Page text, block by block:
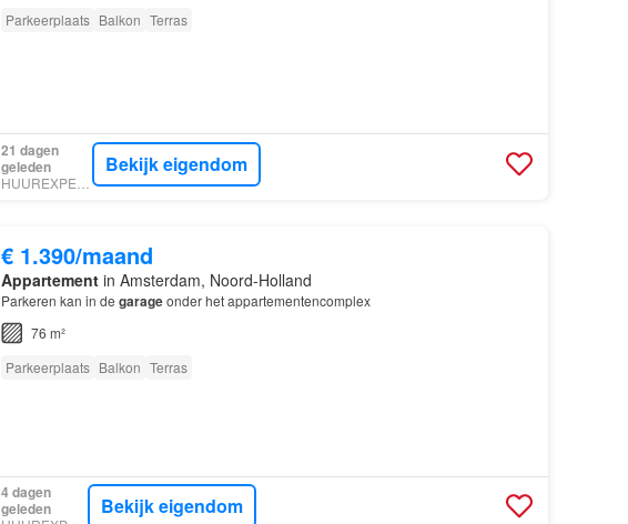
Parkeerplaats Balkon Terras
21 dagen
geleden
Bekijk eigendom
€ 1.390/maand
Appartementin Amsterdam, Noord-Holland
Parkeren kan in de garageonder het appartementencomplex
76 m²
Parkeerplaats Balkon Terras
4 dagen
geleden
Bekijk eigendom